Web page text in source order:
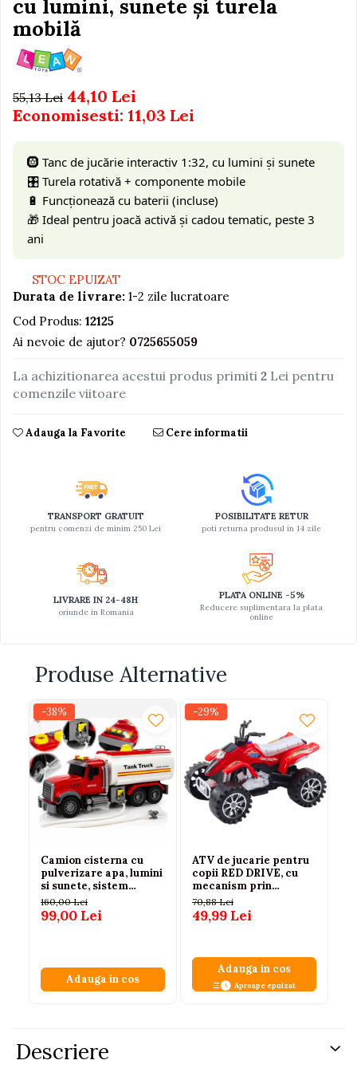
Jucarii de baie
Caluti balansoar
Interactive, educative si
muzicale
Ateliere si unelte
Blocuri de constructie
Covorase de dans
Creative
Electrocasnice si bucatarii
Jucarii educative din lemn
Muzica si instrumente
Saltelute si centre de activitati
Seturi de doctor
Seturi de rufe
Vehicule de constructii
Ingrijire cosmetica mamici
Perioada Sarcinii
Sisteme De Purtare
cu lumini, sunete și turela
mobilă
55,13 Lei 44,10 Lei
Economisesti: 11,03 Lei
🛞 Tanc de jucărie interactiv 1:32, cu lumini și sunete
🎛️ Turela rotativă + componente mobile
🔋 Funcționează cu baterii (incluse)
🎁 Ideal pentru joacă activă și cadou tematic, peste 3
ani
STOC EPUIZAT
Durata de livrare: 1-2 zile lucratoare
Cod Produs: 12125
Ai nevoie de ajutor? 0725655059
La achizitionarea acestui produs primiti 2 Lei pentru
comenzile viitoare
Adauga la Favorite Cere informatii
TRANSPORT GRATUIT
pentru comenzi de minim 250 Lei
POSIBILITATE RETUR
poti returna produsul in 14 zile
LIVRARE IN 24-48H
oriunde in Romania
PLATA ONLINE -5%
Reducere suplimentara la plata
online
Produse Alternative
-38%
Camion cisterna cu
pulverizare apa, lumini
si sunete, sistem
friction, alb-rosu, 36
cm, 3 ani+
160,00 Lei
99,00 Lei
Adauga in cos
-29%
ATV de jucarie pentru
copii RED DRIVE, cu
mecanism prin
frictiune, roti mari
aderente, fara baterii,
Rosu, 3+ ani
70,88 Lei
49,99 Lei
Adauga in cos
Aproape epuizat
Descriere